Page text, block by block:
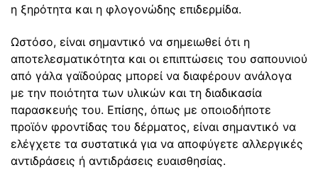
η ξηρότητα και η φλογονώδης επιδερμίδα.
Ωστόσο, είναι σημαντικό να σημειωθεί ότι η
αποτελεσματικότητα και οι επιπτώσεις του σαπουνιού
από γάλα γαϊδούρας μπορεί να διαφέρουν ανάλογα
με την ποιότητα των υλικών και τη διαδικασία
παρασκευής του. Επίσης, όπως με οποιοδήποτε
προϊόν φροντίδας του δέρματος, είναι σημαντικό να
ελέγχετε τα συστατικά για να αποφύγετε αλλεργικές
αντιδράσεις ή αντιδράσεις ευαισθησίας.